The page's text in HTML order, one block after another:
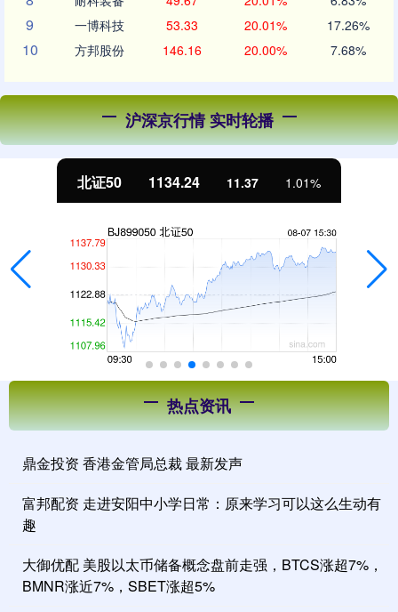
9 一博科技 53.33 20.01% 17.26%
10 方邦股份 146.16 20.00% 7.68%
沪深京行情 实时轮播
北证50 1134.24 11.37 1.01%
热点资讯
鼎金投资 香港金管局总裁 最新发声
富邦配资 走进安阳中小学日常：原来学习可以这么生动有
趣
大御优配 美股以太币储备概念盘前走强，BTCS涨超7%，
BMNR涨近7%，SBET涨超5%